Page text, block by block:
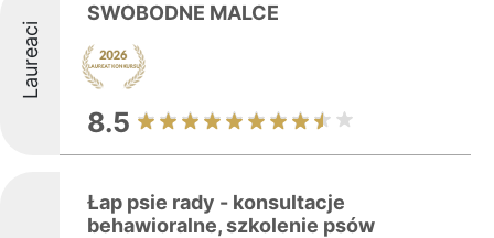
Laureaci
SWOBODNE MALCE
8.5
Łap psie rady - konsultacje
behawioralne, szkolenie psów